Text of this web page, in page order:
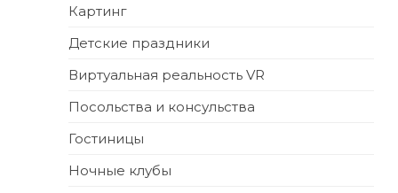
Картинг
Детские праздники
Виртуальная реальность VR
Посольства и консульства
Гостиницы
Ночные клубы